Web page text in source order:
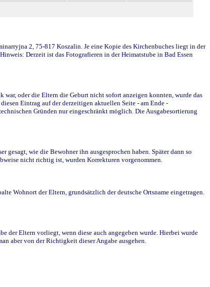
2, 75-817 Koszalin. Je eine Kopie des Kirchenbuches liegt in der
Derzeit ist das Fotografieren in der Heimatstube in Bad Essen
oder die Eltern die Geburt nicht sofort anzeigen konnten, wurde das
Eintrag auf der derzeitigen aktuellen Seite - am Ende -
Gründen nur eingeschränkt möglich. Die Ausgabesortierung
gesagt, wie die Bewohner ihn ausgesprochen haben. Später dann so
nicht richtig ist, wurden Korrekturen vorgenommen.
Wohnort der Eltern, grundsätzlich der deutsche Ortsname eingetragen.
der Eltern vorliegt, wenn diese auch angegeben wurde. Hierbei wurde
aber von der Richtigkeit dieser Angabe ausgehen.